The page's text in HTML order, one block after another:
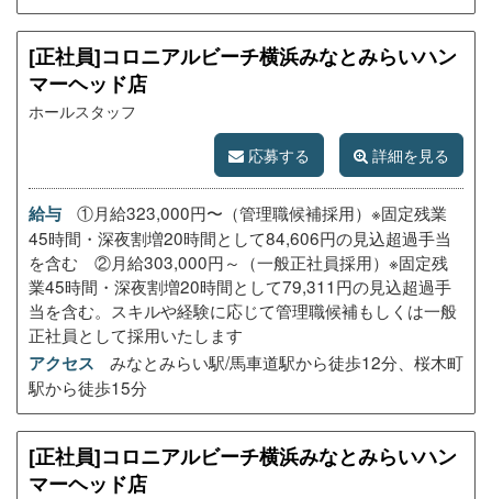
[正社員]コロニアルビーチ横浜みなとみらいハン
マーヘッド店
ホールスタッフ
応募する
詳細を見る
給与
①月給323,000円〜（管理職候補採用）※固定残業
45時間・深夜割増20時間として84,606円の見込超過手当
を含む ②月給303,000円～（一般正社員採用）※固定残
業45時間・深夜割増20時間として79,311円の見込超過手
当を含む。スキルや経験に応じて管理職候補もしくは一般
正社員として採用いたします
アクセス
みなとみらい駅/馬車道駅から徒歩12分、桜木町
駅から徒歩15分
[正社員]コロニアルビーチ横浜みなとみらいハン
マーヘッド店